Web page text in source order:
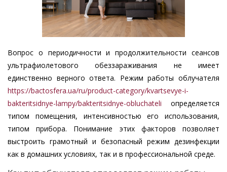
Вопрос о периодичности и продолжительности сеансов
ультрафиолетового обеззараживания не имеет
единственно верного ответа. Режим работы облучателя
https://bactosfera.ua/ru/product-category/kvartsevye-i-
bakteritsidnye-lampy/bakteritsidnye-obluchateli определяется
типом помещения, интенсивностью его использования,
типом прибора. Понимание этих факторов позволяет
выстроить грамотный и безопасный режим дезинфекции
как в домашних условиях, так и в профессиональной среде.